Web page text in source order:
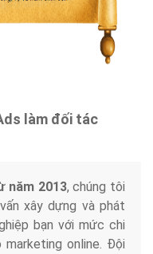
làm đối tác
năm 2013, chúng tôi
xây dựng và phát
bạn với mức chi
online. Đội